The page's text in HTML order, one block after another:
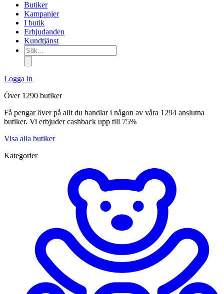
Butiker
Kampanjer
I butik
Erbjudanden
Kundtjänst
Sök...
Logga in
Över 1290 butiker
Få pengar över på allt du handlar i någon av våra 1294 anslutna
butiker. Vi erbjuder cashback upp till 75%
Visa alla butiker
Kategorier